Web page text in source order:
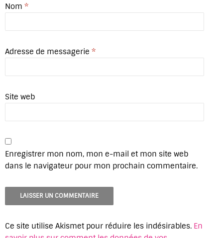
Nom *
Adresse de messagerie *
Site web
Enregistrer mon nom, mon e-mail et mon site web
dans le navigateur pour mon prochain commentaire.
Ce site utilise Akismet pour réduire les indésirables. En